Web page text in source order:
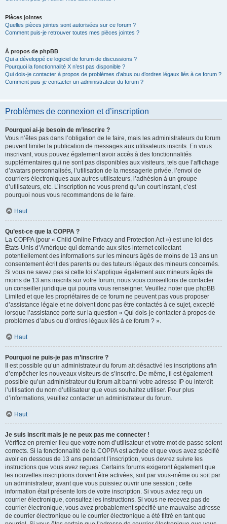
Pièces jointes
Quelles pièces jointes sont autorisées sur ce forum ?
Comment puis-je retrouver toutes mes pièces jointes ?
À propos de phpBB
Qui a développé ce logiciel de forum de discussions ?
Pourquoi la fonctionnalité X n’est pas disponible ?
Qui dois-je contacter à propos de problèmes d’abus ou d’ordres légaux liés à ce forum ?
Comment puis-je contacter un administrateur du forum ?
Problèmes de connexion et d’inscription
Pourquoi ai-je besoin de m’inscrire ?
Vous n’êtes pas dans l’obligation de le faire, mais les administrateurs du forum
peuvent limiter la publication de messages aux utilisateurs inscrits. En vous
inscrivant, vous pouvez également avoir accès à des fonctionnalités
supplémentaires qui ne sont pas disponibles aux visiteurs, tels que l’affichage
d’avatars personnalisés, l’utilisation de la messagerie privée, l’envoi de
courriers électroniques aux autres utilisateurs, l’adhésion à un groupe
d’utilisateurs, etc. L’inscription ne vous prend qu’un court instant, c’est
pourquoi nous vous recommandons de le faire.
Haut
Qu’est-ce que la COPPA ?
La COPPA (pour « Child Online Privacy and Protection Act ») est une loi des
États-Unis d’Amérique qui demande aux sites internet collectant
potentiellement des informations sur les mineurs âgés de moins de 13 ans un
consentement écrit des parents ou des tuteurs légaux des mineurs concernés.
Si vous ne savez pas si cette loi s’applique également aux mineurs âgés de
moins de 13 ans inscrits sur votre forum, nous vous conseillons de contacter
un conseiller juridique qui pourra vous renseigner. Veuillez noter que phpBB
Limited et que les propriétaires de ce forum ne peuvent pas vous proposer
d’assistance légale et ne doivent donc pas être contactés à ce sujet, excepté
lorsque l’assistance porte sur la question « Qui dois-je contacter à propos de
problèmes d’abus ou d’ordres légaux liés à ce forum ? ».
Haut
Pourquoi ne puis-je pas m’inscrire ?
Il est possible qu’un administrateur du forum ait désactivé les inscriptions afin
d’empêcher les nouveaux visiteurs de s’inscrire. De même, il est également
possible qu’un administrateur du forum ait banni votre adresse IP ou interdit
l’utilisation du nom d’utilisateur que vous souhaitez utiliser. Pour plus
d’informations, veuillez contacter un administrateur du forum.
Haut
Je suis inscrit mais je ne peux pas me connecter !
Vérifiez en premier lieu que votre nom d’utilisateur et votre mot de passe soient
corrects. Si la fonctionnalité de la COPPA est activée et que vous avez spécifié
avoir en dessous de 13 ans pendant l’inscription, vous devrez suivre les
instructions que vous avez reçues. Certains forums exigeront également que
les nouvelles inscriptions doivent être activées, soit par vous-même ou soit par
un administrateur, avant que vous puissiez ouvrir une session ; cette
information était présente lors de votre inscription. Si vous aviez reçu un
courrier électronique, consultez les instructions. Si vous ne recevez pas de
courrier électronique, vous avez probablement spécifié une mauvaise adresse
de courrier électronique ou le courrier électronique a été filtré en tant que